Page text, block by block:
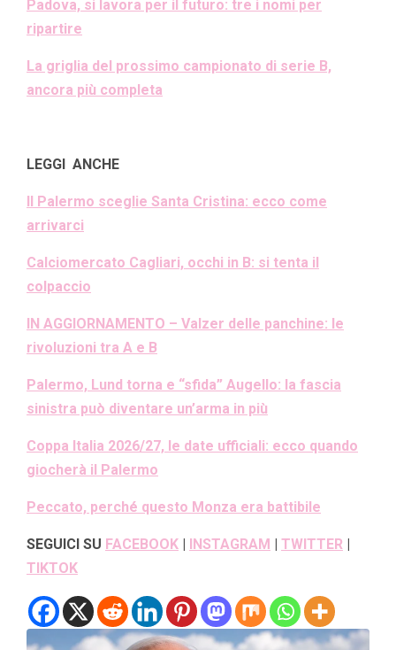
Padova, si lavora per il futuro: tre i nomi per
ripartire
La griglia del prossimo campionato di serie B,
ancora più completa
LEGGI ANCHE
Il Palermo sceglie Santa Cristina: ecco come
arrivarci
Calciomercato Cagliari, occhi in B: si tenta il
colpaccio
IN AGGIORNAMENTO – Valzer delle panchine: le
rivoluzioni tra A e B
Palermo, Lund torna e “sfida” Augello: la fascia
sinistra può diventare un’arma in più
Coppa Italia 2026/27, le date ufficiali: ecco quando
giocherà il Palermo
Peccato, perché questo Monza era battibile
SEGUICI SU FACEBOOK | INSTAGRAM | TWITTER |
TIKTOK